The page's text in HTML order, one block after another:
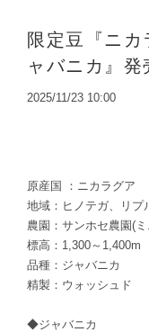
限定豆『ニ
ャバニカ』
2025/11/23 10:00
原産国 ：ニカラグア
地域：ヒノテガ、リプ
農園：サンホセ農園(
標高：1,300～1,400m
品種：ジャバニカ
精製：ウォッシュド
◆ジャバニカ